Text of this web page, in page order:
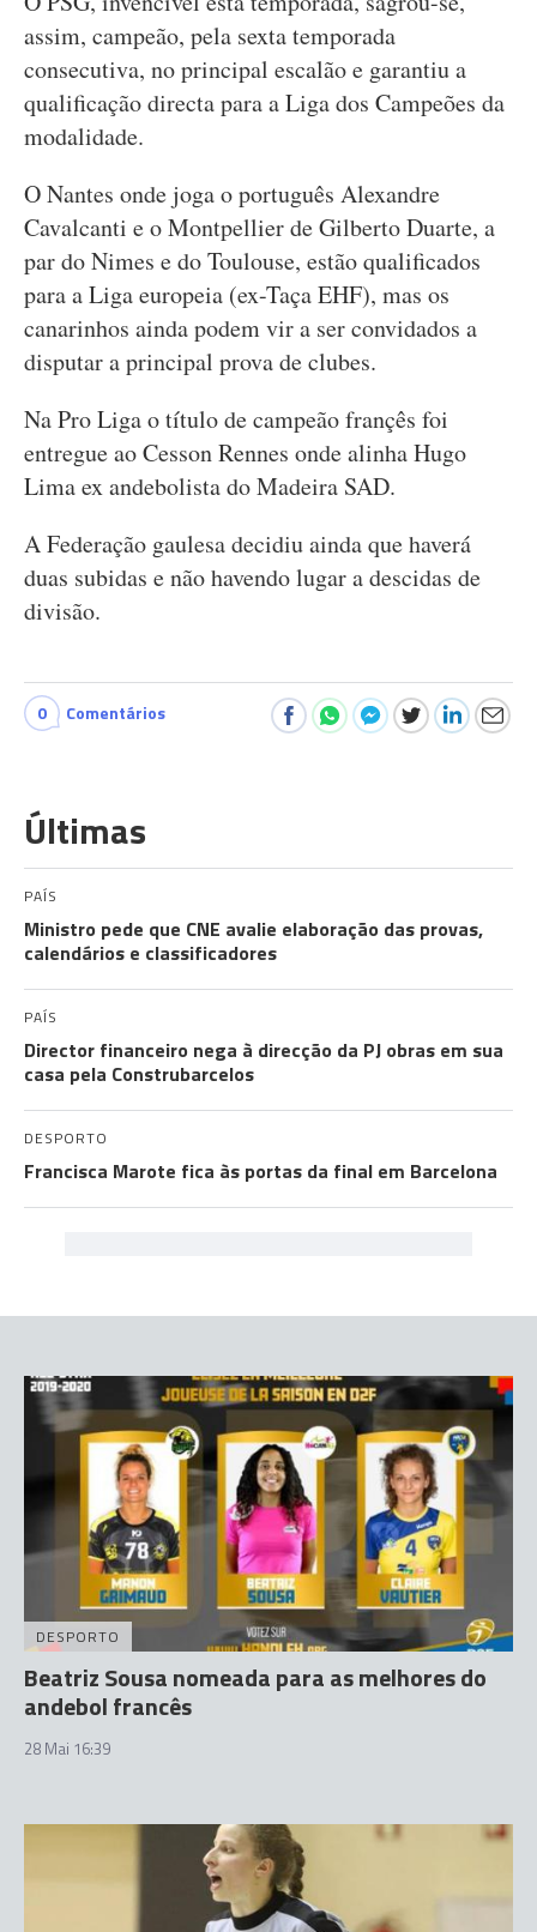
assim, campeão, pela sexta temporada
consecutiva, no principal escalão e garantiu a
qualificação directa para a Liga dos Campeões da
modalidade.
O Nantes onde joga o português Alexandre
Cavalcanti e o Montpellier de Gilberto Duarte, a
par do Nimes e do Toulouse, estão qualificados
para a Liga europeia (ex-Taça EHF), mas os
canarinhos ainda podem vir a ser convidados a
disputar a principal prova de clubes.
Na Pro Liga o título de campeão françês foi
entregue ao Cesson Rennes onde alinha Hugo
Lima ex andebolista do Madeira SAD.
A Federação gaulesa decidiu ainda que haverá
duas subidas e não havendo lugar a descidas de
divisão.
0 Comentários
Últimas
PAÍS
Ministro pede que CNE avalie elaboração das provas,
calendários e classificadores
PAÍS
Director financeiro nega à direcção da PJ obras em sua
casa pela Construbarcelos
DESPORTO
Francisca Marote fica às portas da final em Barcelona
DESPORTO
Beatriz Sousa nomeada para as melhores do
andebol francês
28 Mai 16:39